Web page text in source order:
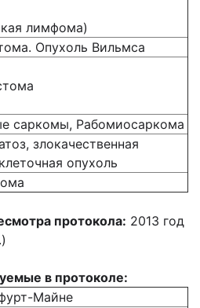
лимфома)
Опухоль Вильмса
саркомы, Рабомиосаркома
злокачественная
опухоль
протокола: 2013 год
в протоколе:
Майне